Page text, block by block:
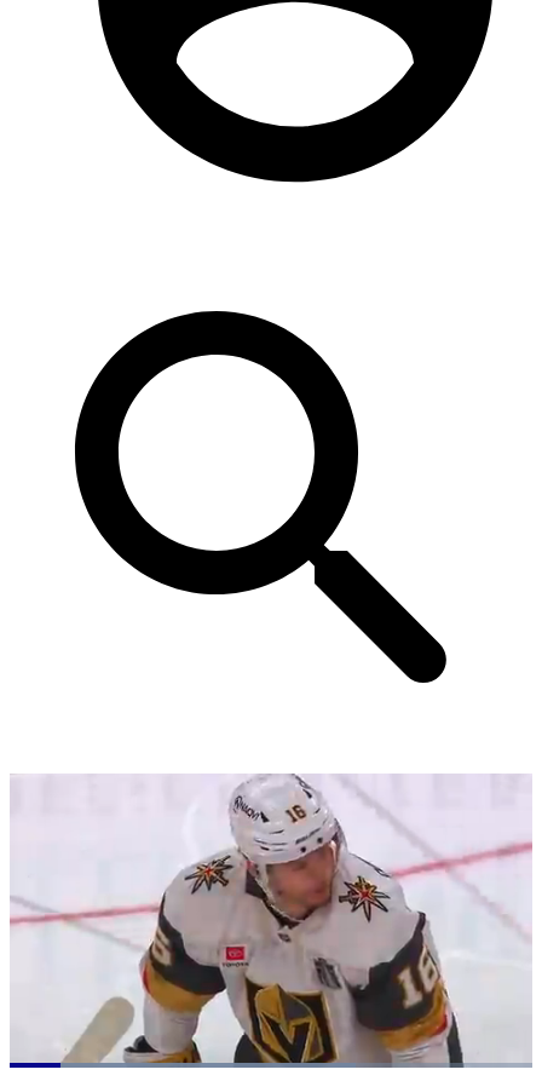
Loaded: